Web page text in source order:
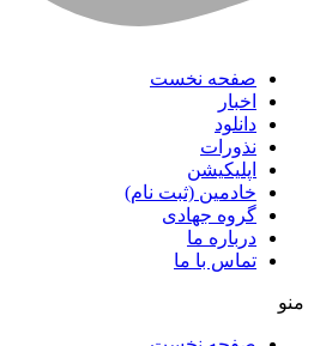
صفحه نخست
اخبار
دانلود
نذورات
اپلیکیشن
خادمین (ثبت نام)
گروه جهادی
درباره ما
تماس با ما
منو